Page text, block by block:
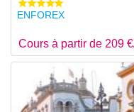
ENFOREX
Cours à partir de 209